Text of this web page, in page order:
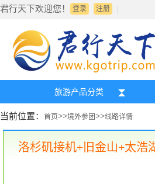
君行天下欢迎您！ 登录 |
注册
旅游产品分类
当前位置： 首页>>境外参团>>线路详情
洛杉矶接机+旧金山+太浩